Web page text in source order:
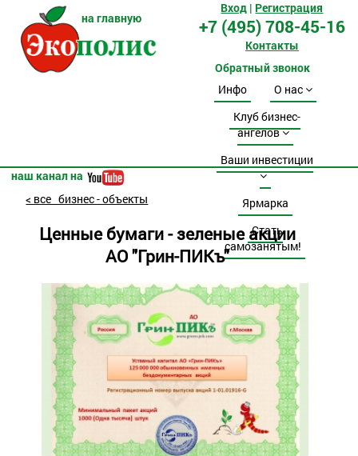
на главную
наш канал на
Обратный звонок
Вход | Регистрация
+7 (495) 708-45-16
Контакты
Инфо
О нас
Клуб бизнес-
ангелов
Ваши инвестиции
Ярмарка
Стать
самозанятым!
< все бизнес - объекты
Ценные бумаги - зеленые акции
АО "Грин-ПИКъ"